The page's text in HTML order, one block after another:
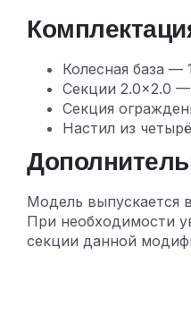
Колесная база —
Секции 2.0×2.0
Секция
Настил из
Модель выпускается
При необходимости
секции данной